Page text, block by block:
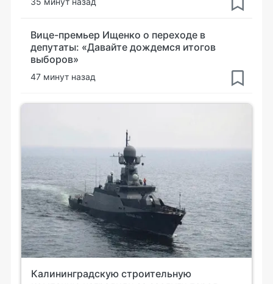
Вице-премьер Ищенко о переходе в
депутаты: «Давайте дождемся итогов
выборов»
47 минут назад
Калининградскую строительную